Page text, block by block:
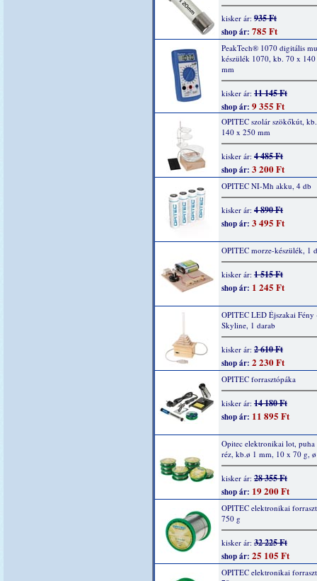
kisker ár: 935 Ft
shop ár: 785 Ft
PeakTech® 1070 digitális
készülék 1070, kb. 70 x
mm
kisker ár: 11 145 Ft
shop ár: 9 355 Ft
OPITEC szolár szökőkút,
140 x 250 mm
kisker ár: 4 485 Ft
shop ár: 3 200 Ft
OPITEC NI-Mh akku, 4 db
kisker ár: 4 890 Ft
shop ár: 3 495 Ft
OPITEC morze-készülék, 1
kisker ár: 1 515 Ft
shop ár: 1 245 Ft
OPITEC LED Éjszakai Fény
Skyline, 1 darab
kisker ár: 2 610 Ft
shop ár: 2 230 Ft
OPITEC forrasztópáka
kisker ár: 14 180 Ft
shop ár: 11 895 Ft
Opitec elektronikai lot, puha
réz, kb.ø 1 mm, 10 x 70 g,
kisker ár: 28 355 Ft
shop ár: 19 200 Ft
OPITEC elektronikai
750 g
kisker ár: 32 225 Ft
shop ár: 25 105 Ft
OPITEC elektronikai